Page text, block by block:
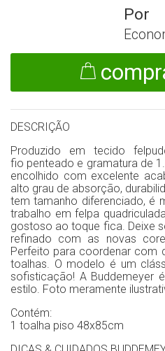
DESCRIÇÃO
Produzido em tecido
fio penteado e gramatura de
encolhido com excelente
alto grau de absorção,
tem tamanho diferenciado, é
trabalho em felpa
gostoso ao toque fica. Deixe
refinado com as novas
Perfeito para coordenar com
toalhas. O modelo é um
sofisticação! A Buddemeyer
estilo. Foto meramente
Contém:
1 toalha piso 48x85cm